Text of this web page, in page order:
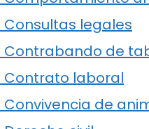
legales
Contrabando de
Contrato laboral
de